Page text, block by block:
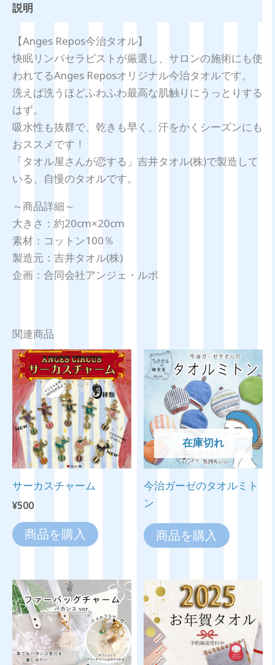
説明
【Anges Repos今治タオル】
快眠リンパセラピストが厳選し、サロンの施術にも使
われてるAnges Reposオリジナル今治タオルです。
洗えば洗うほどふわふわ最高な肌触りにうっとりする
はず。
吸水性も抜群で、乾きも早く、汗をかくシーズンにも
おススメです！
「タオル屋さんが恋する」吉井タオル(株)で製造して
いる、自慢のタオルです。
～商品詳細～
大きさ：約20cm×20cm
素材：コットン100％
製造元：吉井タオル(株)
企画：合同会社アンジェ・ルポ
関連商品
サーカスチャーム
¥500
商品を購入
在庫切れ
今治ガーゼのタオルミト
ン
商品を購入